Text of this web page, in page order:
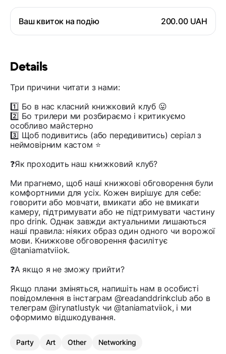
Ваш квиток на подію 200.00 UAH
Details
Три причини читати з нами:
1️⃣ Бо в нас класний книжковий клуб 😛
2️⃣ Бо трилери ми розбираємо і критикуємо
особливо майстерно
3️⃣ Щоб подивитись (або передивитись) серіал з
неймовірним кастом ⭐️
❓Як проходить наш книжковий клуб?
Ми прагнемо, щоб наші книжкові обговорення були
комфортними для усіх. Кожен вирішує для себе:
говорити або мовчати, вмикати або не вмикати
камеру, підтримувати або не підтримувати частину
про drink. Однак завжди актуальними лишаються
наші правила: ніяких образ один одного чи ворожої
мови. Книжкове обговорення фасилітує
@taniamatviiok.
❓А якщо я не зможу прийти?
Якщо плани зміняться, напишіть нам в особисті
повідомлення в інстаграм @readanddrinkclub або в
телеграм @irynatlustyk чи @taniamatviiok, і ми
оформимо відшкодування.
Party Art Other Networking